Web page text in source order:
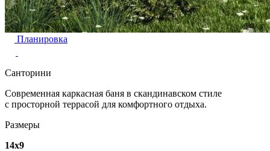
Планировка
Санторини
Современная каркасная баня в скандинавском стиле
с просторной террасой для комфортного отдыха.
Размеры
14х9